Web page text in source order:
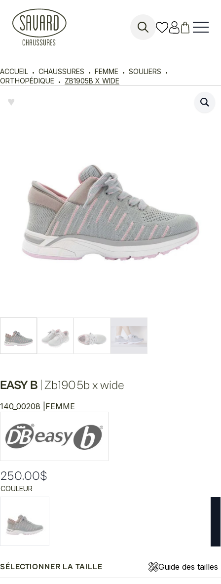
ACCUEIL CHAUSSURES FEMME
SOULIERS
ORTHOPÉDIQUE
ZB1905B X WIDE
♥︎
EASY B Zb1905b x wide
140_00208 | FEMME
250.00$
COULEUR
SÉLECTIONNER LA TAILLE Guide des tailles